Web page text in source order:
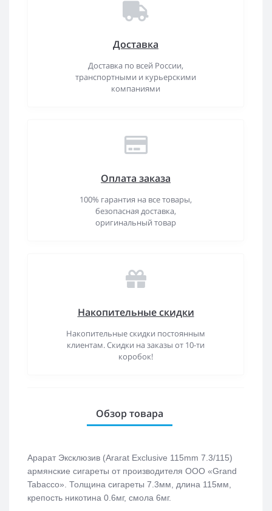
Доставка
Доставка по всей России,
транспортными и курьерскими
компаниями
Оплата заказа
100% гарантия на все товары,
безопасная доставка,
оригинальный товар
Накопительные скидки
Накопительные скидки постоянным
клиентам. Скидки на заказы от 10-ти
коробок!
Обзор товара
Арарат Эксклюзив (Ararat Exclusive 115mm 7.3/115)
армянские сигареты от производителя ООО «Grand
Tabacco». Толщина сигареты 7.3мм, длина 115мм,
крепость никотина 0.6мг, смола 6мг.